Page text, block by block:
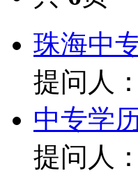
珠海中
提问人
中专学
提问人